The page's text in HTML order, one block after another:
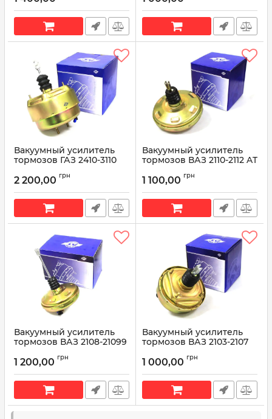
Вакуумный усилитель
тормозов ГАЗ 2410-3110
Артикул: AT 1001-024VB
2 200,00 грн
Вакуумный усилитель
тормозов ВАЗ 2110-2112 AT
Артикул: AT 1001-010VB
1 100,00 грн
Вакуумный усилитель
тормозов ВАЗ 2108-21099
Артикул: AT 1001-008VB
1 200,00 грн
Вакуумный усилитель
тормозов ВАЗ 2103-2107
Артикул: AT 1001-003VB
1 000,00 грн